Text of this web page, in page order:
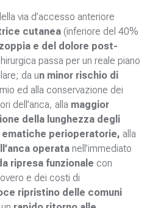
via d’accesso anteriore
cutanea (inferiore del 40%
e del dolore post-
passa per un reale piano
da un minor rischio di
ed alla conservazione dei
dell’anca, alla maggior
della lunghezza degli
perioperatorie, alla
operata nell’immediato
ripresa funzionale con
e dei costi di
ripristino delle comuni